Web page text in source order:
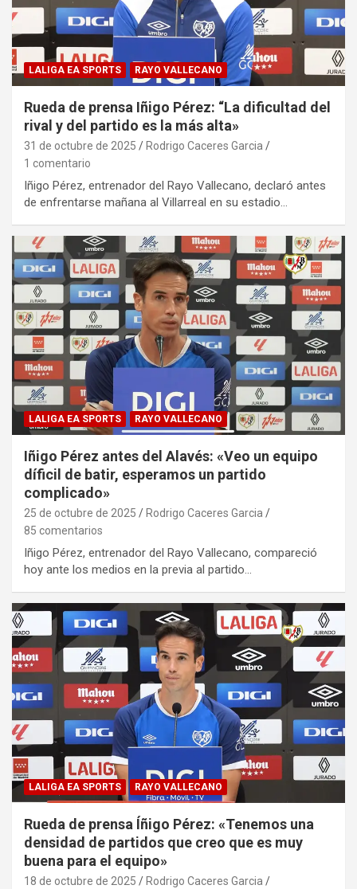
LALIGA EA SPORTS RAYO VALLECANO
Rueda de prensa Iñigo Pérez: “La dificultad del
rival y del partido es la más alta»
31 de octubre de 2025
Rodrigo Caceres Garcia
1 comentario
Iñigo Pérez, entrenador del Rayo Vallecano, declaró antes
de enfrentarse mañana al Villarreal en su estadio…
LALIGA EA SPORTS RAYO VALLECANO
Iñigo Pérez antes del Alavés: «Veo un equipo
díficil de batir, esperamos un partido
complicado»
25 de octubre de 2025
Rodrigo Caceres Garcia
85 comentarios
Iñigo Pérez, entrenador del Rayo Vallecano, compareció
hoy ante los medios en la previa al partido…
LALIGA EA SPORTS RAYO VALLECANO
Rueda de prensa Íñigo Pérez: «Tenemos una
densidad de partidos que creo que es muy
buena para el equipo»
18 de octubre de 2025
Rodrigo Caceres Garcia